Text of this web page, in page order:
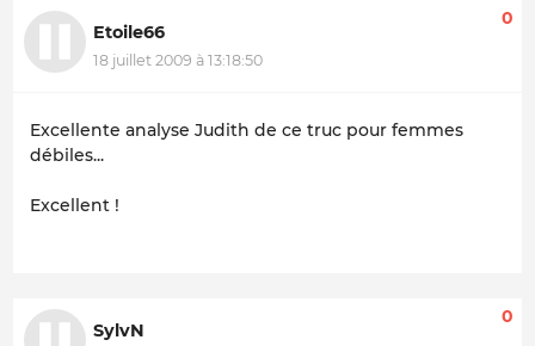
Etoile66
18 juillet 2009 à 13:18:50
0
Excellente analyse Judith de ce truc pour femmes
débiles...
Excellent !
SylvN
0